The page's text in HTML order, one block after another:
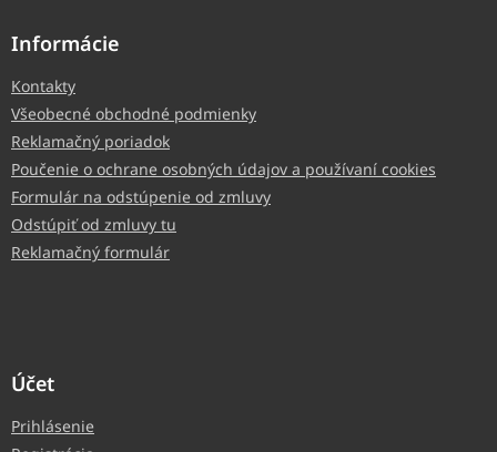
Informácie
Kontakty
Všeobecné obchodné podmienky
Reklamačný poriadok
Poučenie o ochrane osobných údajov a používaní cookies
Formulár na odstúpenie od zmluvy
Odstúpiť od zmluvy tu
Reklamačný formulár
Účet
Prihlásenie